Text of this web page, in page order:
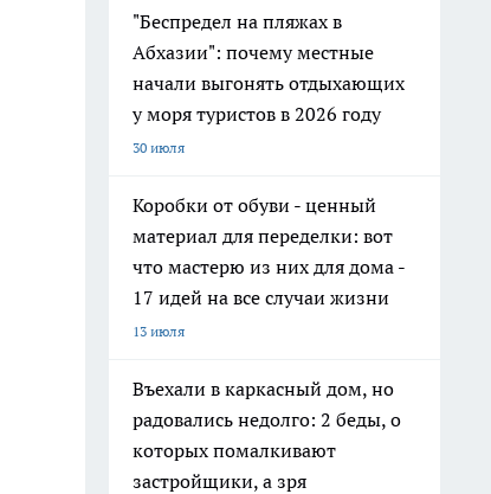
"Беспредел на пляжах в
Абхазии": почему местные
начали выгонять отдыхающих
у моря туристов в 2026 году
30 июля
Коробки от обуви - ценный
материал для переделки: вот
что мастерю из них для дома -
17 идей на все случаи жизни
13 июля
Въехали в каркасный дом, но
радовались недолго: 2 беды, о
которых помалкивают
застройщики, а зря